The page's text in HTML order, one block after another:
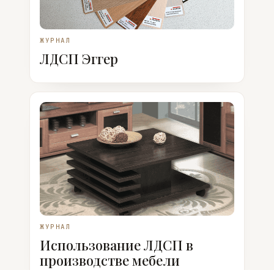
ЖУРНАЛ
ЛДСП Эггер
ЖУРНАЛ
Использование ЛДСП в
производстве мебели